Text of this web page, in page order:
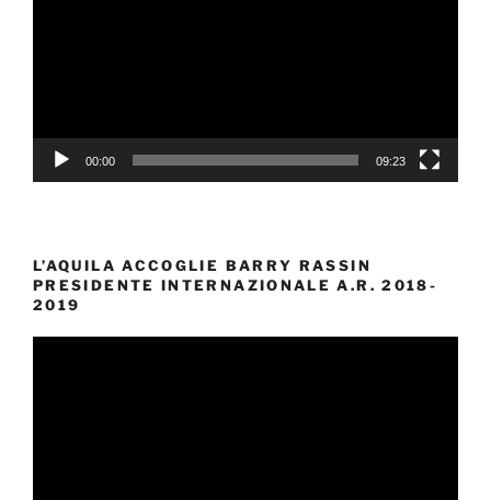
00:00 09:23
L’AQUILA ACCOGLIE BARRY RASSIN
PRESIDENTE INTERNAZIONALE A.R. 2018-
2019